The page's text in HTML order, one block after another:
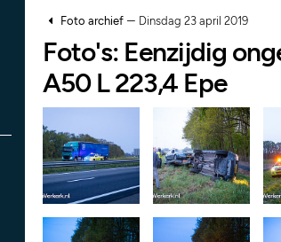
Foto archief– Dinsdag 23 april 2019
Foto's: Eenzijdig
A50 L 223,4 Epe